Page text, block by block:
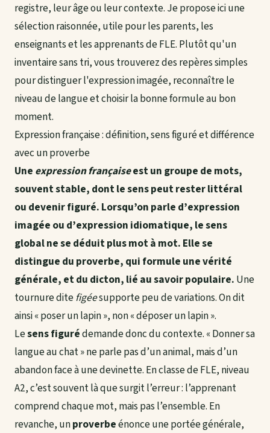
registre, leur âge ou leur contexte. Je propose ici une
sélection raisonnée, utile pour les parents, les
enseignants et les apprenants de FLE. Plutôt qu'un
inventaire sans tri, vous trouverez desrepères simples
pour distinguer l'expression imagée, reconnaître le
niveau de langue et choisir la bonne formule au bon
moment.
Expression française : définition, sens figuré et différence
avec un proverbe
Une expression françaiseest un groupe de mots,
souvent stable, dont le sens peut rester littéral
ou devenir figuré. Lorsqu’on parle d’expression
imagée ou d’expression idiomatique, le sens
global ne se déduit plus mot à mot. Elle se
distingue du proverbe, qui formule une vérité
générale, et du dicton, lié au savoir populaire. Une
tournure ditefigéesupporte peu de variations. On dit
ainsi « poser un lapin », non « déposer un lapin ».
Lesens figurédemande donc du contexte. « Donner sa
langue au chat » ne parle pas d’un animal, mais d’un
abandon face à une devinette. En classe de FLE, niveau
A2, c’est souvent là que surgit l’erreur : l’apprenant
comprend chaque mot, mais pas l’ensemble. En
revanche, unproverbeénonce une portée générale,